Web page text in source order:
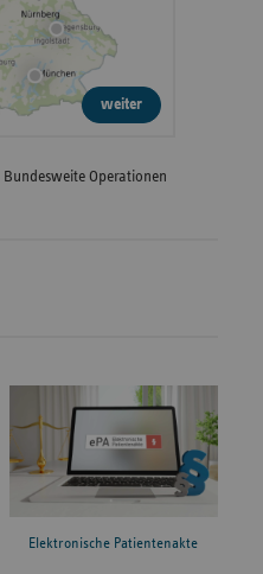
weiter
Operationen
Elektronische Patientenakte